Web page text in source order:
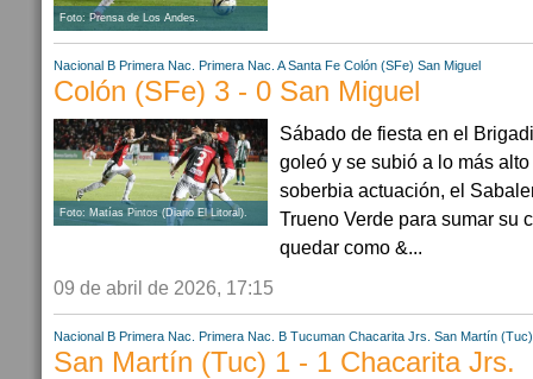
Foto: Prensa de Los Andes.
Nacional B Primera Nac. Primera Nac. A Santa Fe Colón (SFe) San Miguel
Colón (SFe) 3 - 0 San Miguel
Foto: Matías Pintos (Diario El Litoral).
Sábado de fiesta en el
goleó y se subió a lo más
soberbia actuación, el
Trueno Verde para sumar su
quedar como &...
09 de abril de 2026, 17:15
Nacional B Primera Nac. Primera Nac. B Tucuman Chacarita Jrs. San Martín (Tuc)
San Martín (Tuc) 1 - 1 Chacarita Jrs.